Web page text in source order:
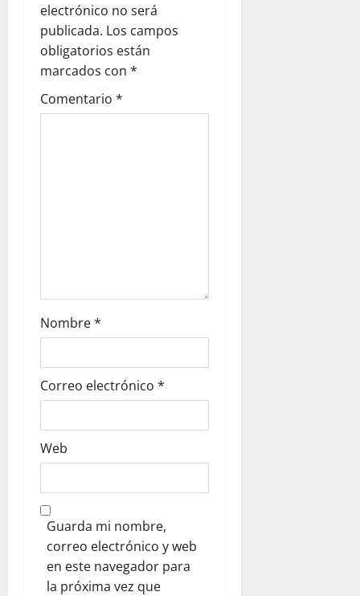
electrónico no será
publicada. Los campos
obligatorios están
marcados con *
Comentario *
Nombre*
Correo electrónico *
Web
Guarda mi nombre,
correo electrónico y web
en este navegador para
la próxima vez que